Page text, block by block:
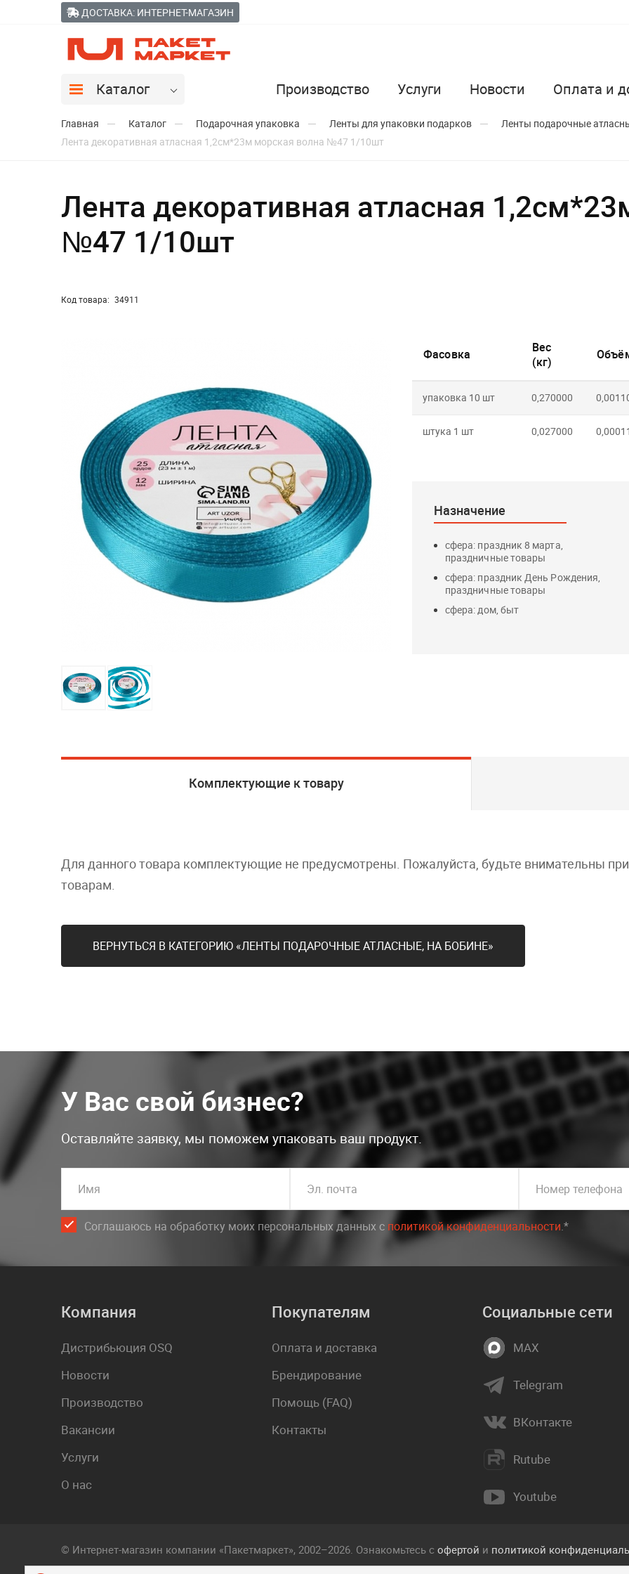
ДОСТАВКА: ИНТЕРНЕТ-МАГАЗИН
Каталог Производство Услуги Новости Оплата и
Главная Каталог Подарочная упаковка Ленты для упаковки подарков
Ленты подарочные
Лента декоративная атласная 1,2см*23м морская волна №47 1/10шт
Лента декоративная атласная
№47 1/10шт
Код товара: 34911
Фасовка
Вес
(кг)
упаковка 10 шт 0,270000
штука 1 шт 0,027000
Назначение
сфера: праздник 8 марта,
праздничные товары
сфера: праздник День Рождения,
праздничные товары
сфера: дом, быт
Комплектующие к товару
Для данного товара комплектующие не предусмотрены. Пожалуйста, будьте внимательны
товарам.
ВЕРНУТЬСЯ В КАТЕГОРИЮ «ЛЕНТЫ ПОДАРОЧНЫЕ АТЛАСНЫЕ, НА БОБИНЕ»
У Вас свой бизнес?
Оставляйте заявку, мы поможем упаковать ваш продукт.
Имя Эл. почта Номер телефона
Соглашаюсь на обработку моих персональных данных c политикой конфиденциальности.*
Компания
Дистрибьюция OSQ
Новости
Производство
Вакансии
Услуги
О нас
Покупателям
Оплата и доставка
Брендирование
Помощь (FAQ)
Контакты
Социальные сети
MAX
Telegram
ВКонтакте
Rutube
Youtube
© Интернет-магазин компании «Пакетмаркет», 2002–2026. Ознакомьтесь с офертой и политикой